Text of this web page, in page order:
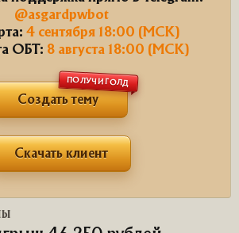
@asgardpwbot
4 сентября 18:00 (МСК)
ОБТ: 8 августа 18:00 (МСК)
Создать тему
ПОЛУЧИ ГОЛД
Скачать клиент